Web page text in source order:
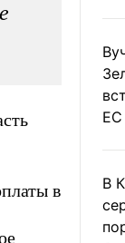
в
ЕС
В